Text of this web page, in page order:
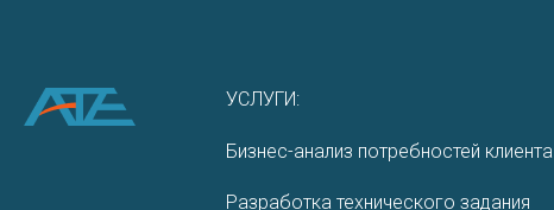
УСЛУГИ:
Бизнес-анализ потребностей клиента
Разработка технического задания